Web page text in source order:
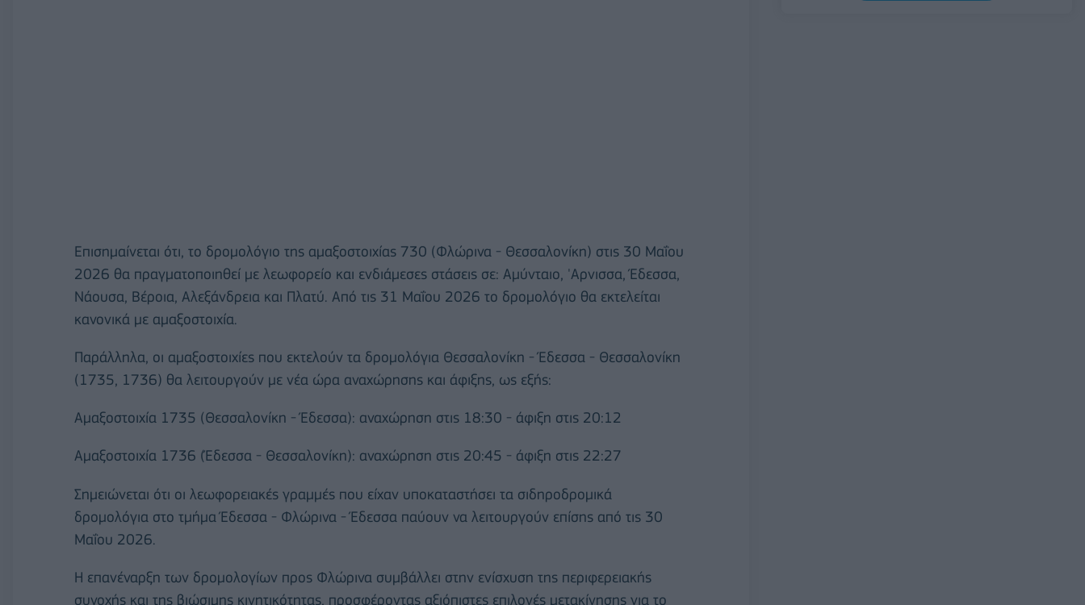
Επισημαίνεται ότι, το δρομολόγιο της αμαξοστοιχίας 730 (Φλώρινα - Θεσσαλονίκη) στις 30 Μαΐου
2026 θα πραγματοποιηθεί με λεωφορείο και ενδιάμεσες στάσεις σε: Αμύνταιο, 'Αρνισσα, Έδεσσα,
Νάουσα, Βέροια, Αλεξάνδρεια και Πλατύ. Από τις 31 Μαΐου 2026 το δρομολόγιο θα εκτελείται
κανονικά με αμαξοστοιχία.
Παράλληλα, οι αμαξοστοιχίες που εκτελούν τα δρομολόγια Θεσσαλονίκη - Έδεσσα - Θεσσαλονίκη
(1735, 1736) θα λειτουργούν με νέα ώρα αναχώρησης και άφιξης, ως εξής:
Αμαξοστοιχία 1735 (Θεσσαλονίκη - Έδεσσα): αναχώρηση στις 18:30 - άφιξη στις 20:12
Αμαξοστοιχία 1736 (Έδεσσα - Θεσσαλονίκη): αναχώρηση στις 20:45 - άφιξη στις 22:27
Σημειώνεται ότι οι λεωφορειακές γραμμές που είχαν υποκαταστήσει τα σιδηροδρομικά
δρομολόγια στο τμήμα Έδεσσα - Φλώρινα - Έδεσσα παύουν να λειτουργούν επίσης από τις 30
Μαΐου 2026.
Η επανέναρξη των δρομολογίων προς Φλώρινα συμβάλλει στην ενίσχυση της περιφερειακής
συνοχής και της βιώσιμης κινητικότητας, προσφέροντας αξιόπιστες επιλογές μετακίνησης για το